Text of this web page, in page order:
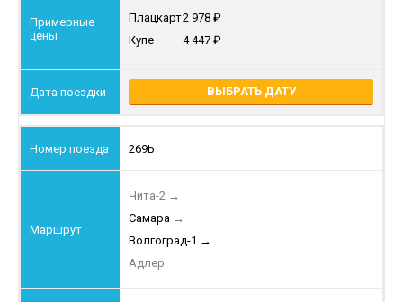
Плацкарт2 978
Купе
4 447
ВЫБРАТЬ ДАТУ
269Ь
Чита-2 →
Самара →
Волгоград-1 →
Адлер